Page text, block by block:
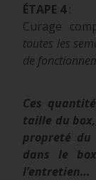
ÉTAPE 4:
Curage
toutes les
de
Ces
taille du
propreté du
dans le
l’entretien…